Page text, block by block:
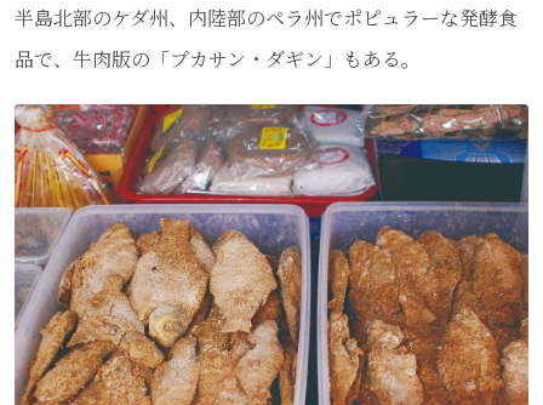
半島北部のケダ州、内陸部のペラ州でポピュラーな発酵食
品で、牛肉版の「プカサン・ダギン」もある。